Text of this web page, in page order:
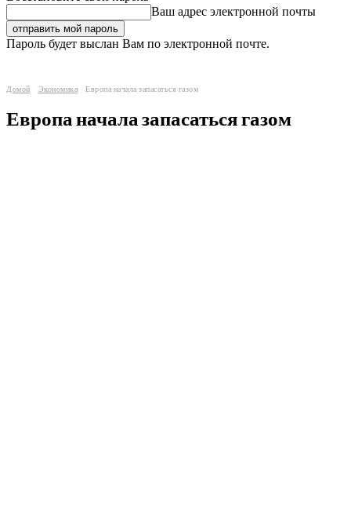
Ваш адрес электронной почты
Пароль будет выслан Вам по электронной почте.
Домой Экономика Европа начала запасаться газом
Европа начала запасаться газом